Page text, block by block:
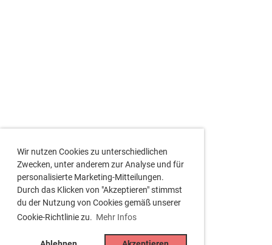
Wir nutzen Cookies zu unterschiedlichen
Zwecken, unter anderem zur Analyse und für
personalisierte Marketing-Mitteilungen.
Durch das Klicken von "Akzeptieren" stimmst
du der Nutzung von Cookies gemäß unserer
Cookie-Richtlinie zu. Mehr Infos